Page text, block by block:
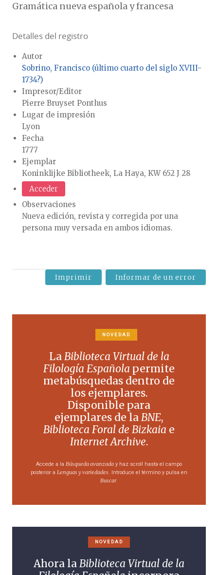
Gramática nueva española y francesa
Detalles del registro
Autor
Sobrino, Francisco (último cuarto del siglo XVIII-
1734?)
Impresor/Editor
Pierre Bruyset Ponthus
Lugar de impresión
Lyon
Fecha
1777
Ejemplar
Koninklijke Bibliotheek, La Haya, KW 652 J 28
Acceder
Observaciones
Nueva edición, revista y corregida por una
persona muy versada en ambos idiomas.
Imprimir Informar de un error
NOVEDAD
LaBiblioteca Virtual de la
Filología Española permite
metabúsquedas dentro de
los ejemplares.
Disponible para
ejemplares de laBNE,
Biblioteca Foral de Bizkaia e
Internet Archive.
Accede a la Búsqueda avanzada y haz scroll hasta el campo
posterior a Lenguas y variedades . Introduce el término y pulsa en
Buscar.
NOVEDAD
Ahora laBiblioteca Virtual de la